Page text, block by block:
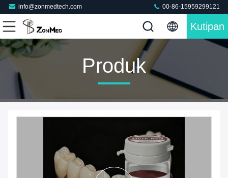
info@zonmedtech.com 00-86-15959299121
Kutipan
Produk